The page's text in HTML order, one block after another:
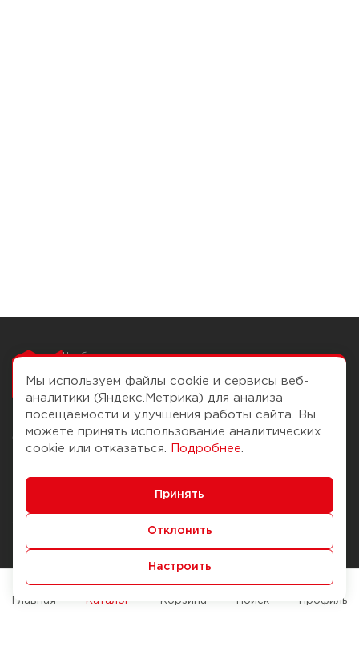
Чтобы вам легко
О компании
История Компании
Журнал
Наши марки
Брендирование
Помощь
Доставка и оплата
Способы оплаты
Служба контроля качества
Мы используем файлы cookie и сервисы веб-
аналитики (Яндекс.Метрика) для анализа
посещаемости и улучшения работы сайта. Вы
можете принять использование аналитических
cookie или отказаться.
Подробнее
Принять
Отклонить
Настроить
Главная Каталог Корзина Поиск Профиль